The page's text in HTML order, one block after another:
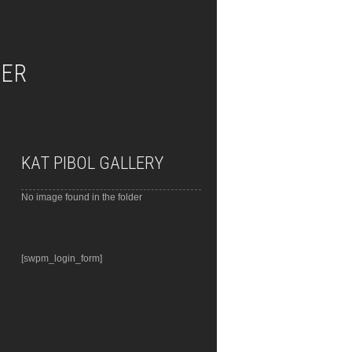
KAT PIBOL GALLERY
No image found in the folder
[swpm_login_form]